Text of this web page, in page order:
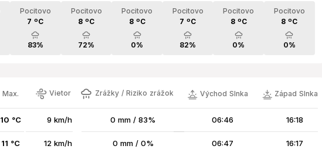
Pocitovo
7 ºC
83%
Pocitovo
8 ºC
72%
Pocitovo
8 ºC
0%
Pocitovo
7 ºC
82%
Pocitovo
8 ºC
0%
Pocitovo
8 ºC
0%
Max. Vietor Zrážky / Riziko zrážok Východ Slnka Západ Slnka
10 °C 9 km/h 0 mm / 83% 06:46 16:18
11 °C 12 km/h 0 mm / 0% 06:47 16:17